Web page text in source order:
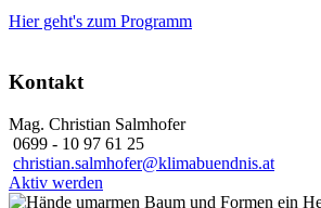
Hier geht's zum Programm
Kontakt
Mag. Christian Salmhofer
0699 - 10 97 61 25
christian.salmhofer@klimabuendnis.at
Aktiv werden